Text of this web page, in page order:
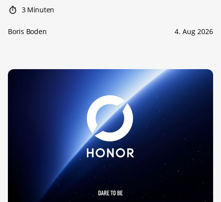
3 Minuten
Boris Boden 4. Aug 2026